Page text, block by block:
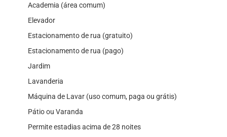
Academia (área comum)
Elevador
Estacionamento de rua (gratuito)
Estacionamento de rua (pago)
Jardim
Lavanderia
Máquina de Lavar (uso comum, paga ou grátis)
Pátio ou Varanda
Permite estadias acima de 28 noites